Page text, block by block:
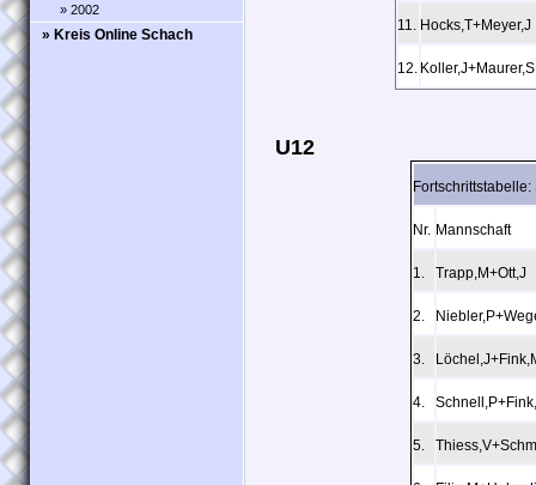
» 2002
» Kreis Online Schach
11. Hocks,T+Meyer,J
12. Koller,J+Maurer,S
U12
Nr. Mannschaft
1. Trapp,M+Ott,J
2.
3.
4.
5.